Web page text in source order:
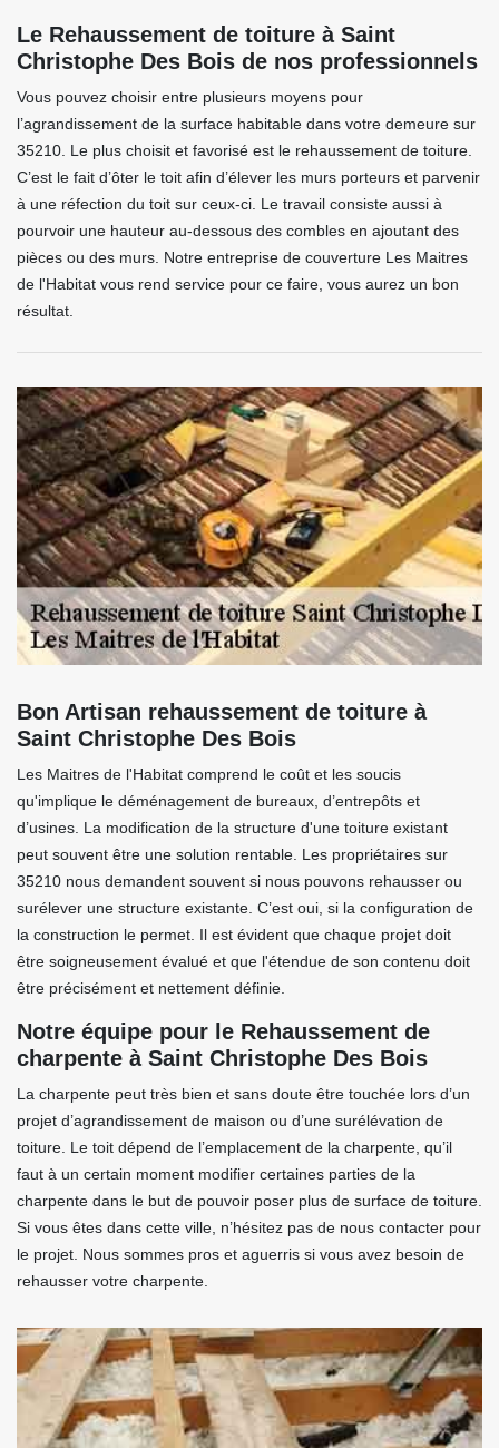
Le Rehaussement de toiture à Saint
Christophe Des Bois de nos professionnels
Vous pouvez choisir entre plusieurs moyens pour
l’agrandissement de la surface habitable dans votre demeure sur
35210. Le plus choisit et favorisé est le rehaussement de toiture.
C’est le fait d’ôter le toit afin d’élever les murs porteurs et parvenir
à une réfection du toit sur ceux-ci. Le travail consiste aussi à
pourvoir une hauteur au-dessous des combles en ajoutant des
pièces ou des murs. Notre entreprise de couverture Les Maitres
de l'Habitat vous rend service pour ce faire, vous aurez un bon
résultat.
Bon Artisan rehaussement de toiture à
Saint Christophe Des Bois
Les Maitres de l'Habitat comprend le coût et les soucis
qu'implique le déménagement de bureaux, d’entrepôts et
d’usines. La modification de la structure d'une toiture existant
peut souvent être une solution rentable. Les propriétaires sur
35210 nous demandent souvent si nous pouvons rehausser ou
surélever une structure existante. C’est oui, si la configuration de
la construction le permet. Il est évident que chaque projet doit
être soigneusement évalué et que l'étendue de son contenu doit
être précisément et nettement définie.
Notre équipe pour le Rehaussement de
charpente à Saint Christophe Des Bois
La charpente peut très bien et sans doute être touchée lors d’un
projet d’agrandissement de maison ou d’une surélévation de
toiture. Le toit dépend de l’emplacement de la charpente, qu’il
faut à un certain moment modifier certaines parties de la
charpente dans le but de pouvoir poser plus de surface de toiture.
Si vous êtes dans cette ville, n’hésitez pas de nous contacter pour
le projet. Nous sommes pros et aguerris si vous avez besoin de
rehausser votre charpente.